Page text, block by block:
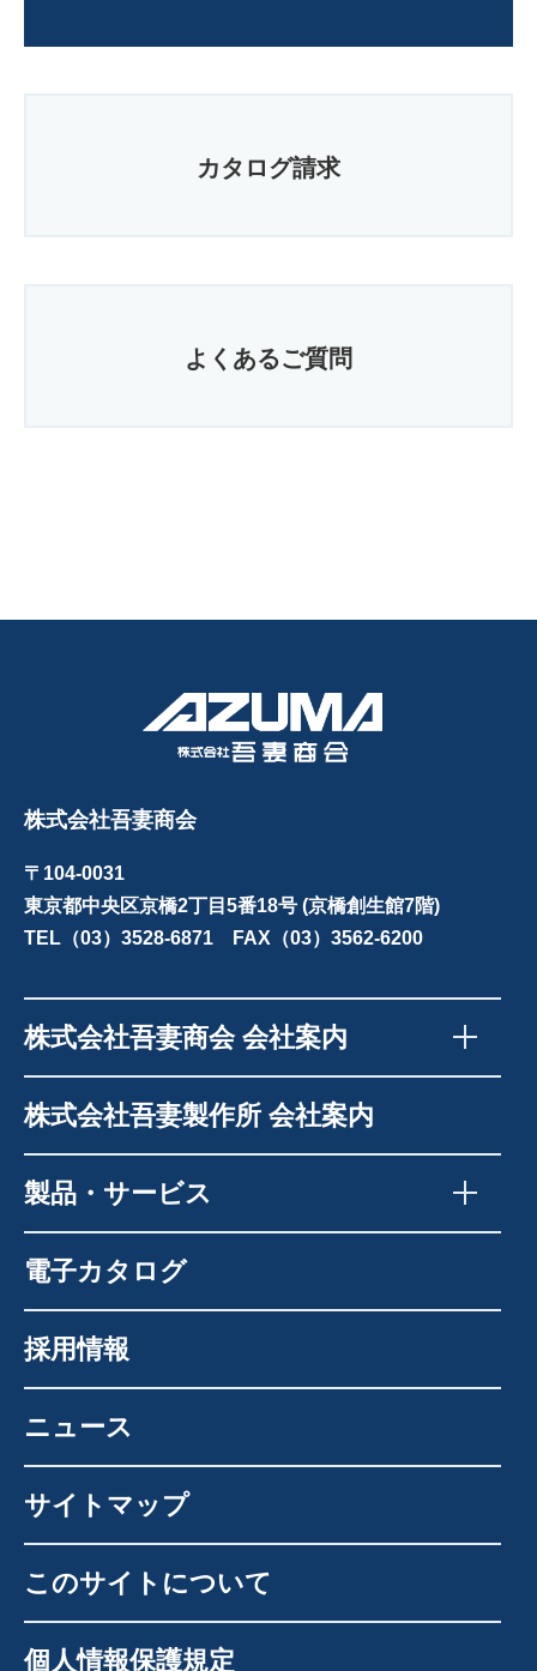
カタログ請求
よくあるご質問
株式会社吾妻商会
〒104-0031
東京都中央区京橋2丁目5番18号 (京橋創生館7階)
TEL（03）3528-6871 FAX（03）3562-6200
株式会社吾妻商会 会社案内
株式会社吾妻製作所 会社案内
製品・サービス
電子カタログ
採用情報
ニュース
サイトマップ
このサイトについて
個人情報保護規定